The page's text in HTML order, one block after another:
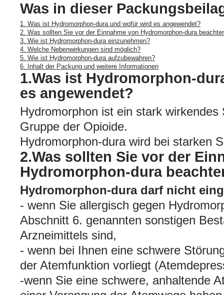
Was in dieser
1. Was ist Hydromorphon-dura und wofür wird es angewendet?
2. Was sollten Sie vor der Einnahme von Hydromorphon-dura
3. Wie ist Hydromorphon-dura einzunehmen?
4. Welche Nebenwirkungen sind möglich?
5. Wie ist Hydromorphon-dura aufzubewahren?
6. Inhalt der Packung und weitere Informationen
1.Was ist Hydromorphon-
es angewendet?
Hydromorphon ist ein stark
Gruppe der Opioide.
Hydromorphon-dura wird bei starken
2.Was sollten Sie vor der
Hydromorphon-dura
Hydromorphon-dura darf nicht
- wenn Sie allergisch gegen
Abschnitt 6. genannten sonstigen
Arzneimittels sind,
- wenn bei Ihnen eine schwere
der Atemfunktion vorliegt
-wenn Sie eine schwere, anhaltende